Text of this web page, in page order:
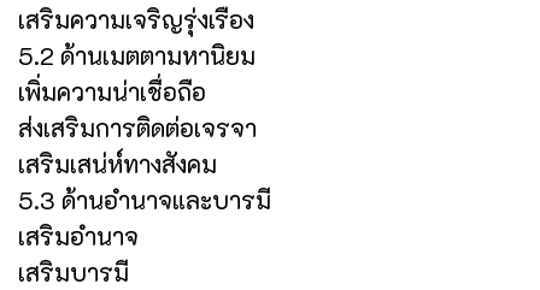
เสริมความเจริญรุ่งเรือง
5.2 ด้านเมตตามหานิยม
เพิ่มความน่าเชื่อถือ
ส่งเสริมการติดต่อเจรจา
เสริมเสน่ห์ทางสังคม
5.3 ด้านอำนาจและบารมี
เสริมอำนาจ
เสริมบารมี